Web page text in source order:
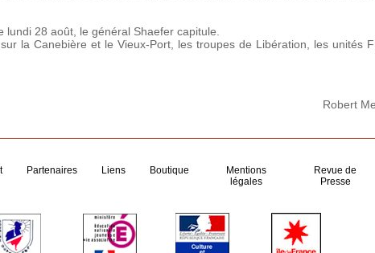
28 août, le général Shaefer capitule.
la Canebière et le Vieux-Port, les troupes de Libération, les unités
Robert
Partenaires Liens Boutique
Mentions
légales
Revue de
Presse